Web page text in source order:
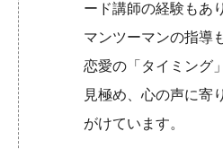
ード講師の経験もあ
マンツーマンの指導
恋愛の「タイミング
見極め、心の声に寄
がけています。